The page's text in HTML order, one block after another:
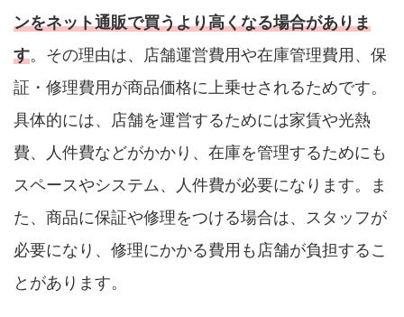
ンをネット通販で買うより高くなる場合がありま
す。その理由は、店舗運営費用や在庫管理費用、保
証・修理費用が商品価格に上乗せされるためです。
具体的には、店舗を運営するためには家賃や光熱
費、人件費などがかかり、在庫を管理するためにも
スペースやシステム、人件費が必要になります。ま
た、商品に保証や修理をつける場合は、スタッフが
必要になり、修理にかかる費用も店舗が負担するこ
とがあります。